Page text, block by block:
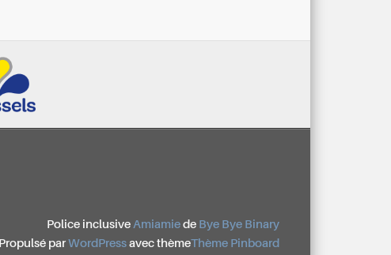
Police inclusive Amiamiede Bye Bye Binary
Propulsé par WordPressavec thèmeThème Pinboard